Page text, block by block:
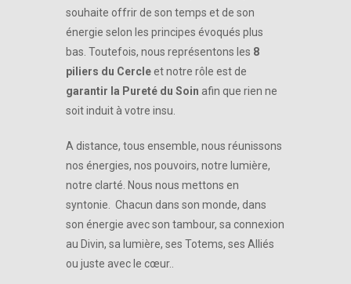
souhaite offrir de son temps et de son
énergie selon les principes évoqués plus
bas. Toutefois, nous représentons les 8
piliers du Cercleet notre rôle est de
garantir la Pureté du Soin afin que rien ne
soit induit à votre insu.
A distance, tous ensemble, nous réunissons
nos énergies, nos pouvoirs, notre lumière,
notre clarté. Nous nous mettons en
syntonie. Chacun dans son monde, dans
son énergie avec son tambour, sa connexion
au Divin, sa lumière, ses Totems, ses Alliés
ou juste avec le cœur..